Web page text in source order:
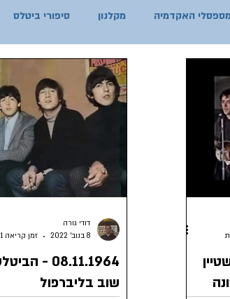
האקדמיה מקלנון סיפורי ביטלס
08.11.1964 -
שוב בליברפול
דודי גורה
8 בנוב׳ 2022
זמן קריאה 1 דקות